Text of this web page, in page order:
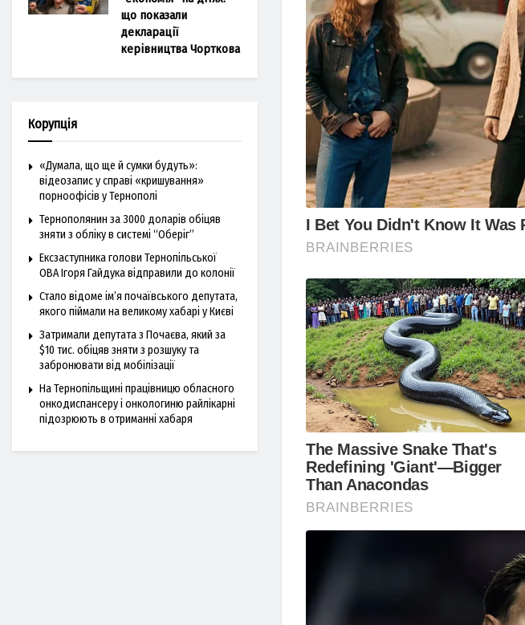
що показали
декларації
керівництва Чорткова
Корупція
«Думала, що ще й сумки будуть»:
відеозапис у справі «кришування»
порноофісів у Тернополі
Тернополянин за 3000 доларів обіцяв
зняти з обліку в системі “Оберіг”
Ексзаступника голови Тернопільської
ОВА Ігоря Гайдука відправили до колонії
Стало відоме ім’я почаївського депутата,
якого піймали на великому хабарі у Києві
Затримали депутата з Почаєва, який за
$10 тис. обіцяв зняти з розшуку та
забронювати від мобілізації
На Тернопільщині працівницю обласного
онкодиспансеру і онкологиню райлікарні
підозрюють в отриманні хабаря